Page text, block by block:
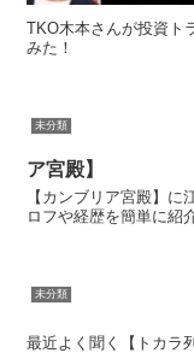
TKO木本さんが投資ト
みた！
未分類
ア宮殿】
【カンブリア宮殿】
ロフや経歴を簡単に紹
未分類
最近よく聞く【トカラ